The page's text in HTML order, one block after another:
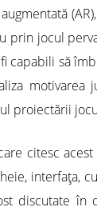
prin jocul
capabili să
motivarea
proiectării
citesc
interfaţa,
discutate în